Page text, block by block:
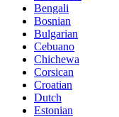
Bengali
Bosnian
Bulgarian
Cebuano
Chichewa
Corsican
Croatian
Dutch
Estonian